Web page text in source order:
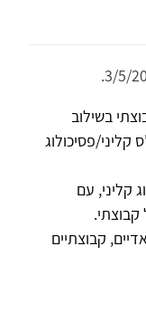
בשילוב
פסיכולוג
קליני, עם
קבוצתי.
קבוצתיים